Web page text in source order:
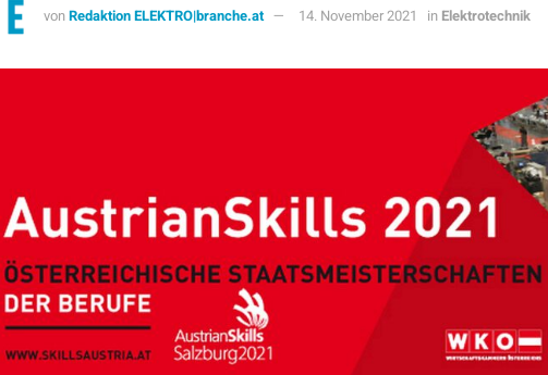
vonRedaktion ELEKTRO|branche.at 14. November 2021 in Elektrotechnik